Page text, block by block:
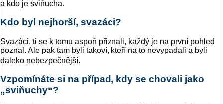
a kdo je sviňucha.
Kdo byl nejhorší, svazáci?
Svazáci, ti se k tomu aspoň přiznali, každý je na první pohled
poznal. Ale pak tam byli takoví, kteří na to nevypadali a byli
daleko nebezpečnější.
Vzpomínáte si na případ, kdy se chovali jako
„sviňuchy“?